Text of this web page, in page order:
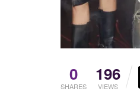
0
SHARES
196
VIEWS